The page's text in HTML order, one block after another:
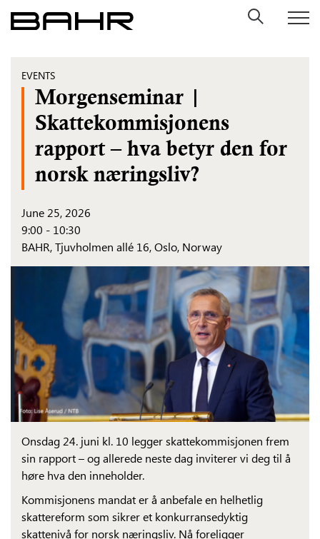
Skip
to
EVENTS
Morgenseminar |
Skattekommisjonens
rapport – hva betyr den for
norsk næringsliv?
June 25, 2026
9:00 - 10:30
BAHR,Tjuvholmen allé 16, Oslo, Norway
Onsdag 24. juni kl. 10 legger skattekommisjonen frem
sin rapport – og allerede neste dag inviterer vi deg til å
høre hva den inneholder.
Kommisjonens mandat er å anbefale en helhetlig
skattereform som sikrer et konkurransedyktig
skattenivå for norsk næringsliv. Nå foreligger